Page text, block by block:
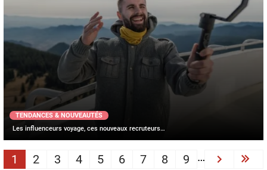
TENDANCES & NOUVEAUTÉS
Les influenceurs voyage, ces nouveaux recruteurs…
PAGINATION
1 2 3 4 5 6 7 8 9 …